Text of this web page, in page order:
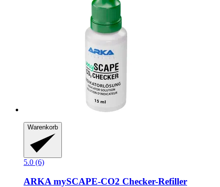
Warenkorb
5.0 (6)
ARKA mySCAPE-​CO2 Checker-​Refiller